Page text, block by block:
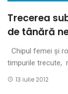
Trecerea
de tânără
Chipul femei și
timpurile trecute,
13 iulie 2012